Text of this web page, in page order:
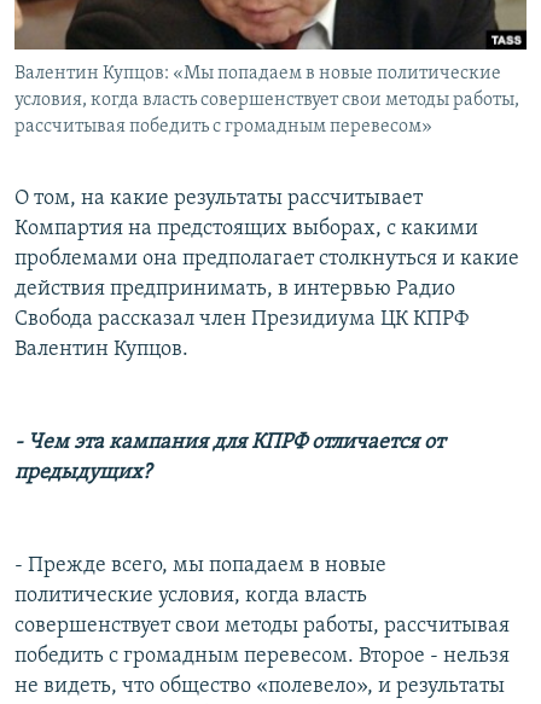
СОЦИАЛЬНЫЕ СЕТИ
Валентин Купцов: «Мы попадаем в новые политические
условия, когда власть совершенствует свои методы работы,
рассчитывая победить с громадным перевесом»
О том, на какие результаты рассчитывает
Компартия на предстоящих выборах, с какими
проблемами она предполагает столкнуться и какие
действия предпринимать, в интервью Радио
Свобода рассказал член Президиума ЦК КПРФ
Валентин Купцов.
- Чем эта кампания для КПРФ отличается от
предыдущих?
- Прежде всего, мы попадаем в новые
политические условия, когда власть
совершенствует свои методы работы, рассчитывая
победить с громадным перевесом. Второе - нельзя
не видеть, что общество «полевело», и результаты